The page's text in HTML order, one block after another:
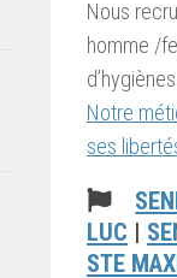
Nous
homme /
Notre
ses
LUC |
STE